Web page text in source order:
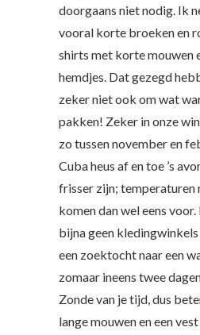
doorgaans niet nodig. Ik
vooral korte broeken en
shirts met korte mouwen
hemdjes. Dat gezegd
zeker niet ook om wat
pakken! Zeker in onze
zo tussen november en
Cuba heus af en toe ’s
frisser zijn; temperaturen
komen dan wel eens voor.
bijna geen kledingwinkels
een zoektocht naar een
zomaar ineens twee
Zonde van je tijd, dus
lange mouwen en een